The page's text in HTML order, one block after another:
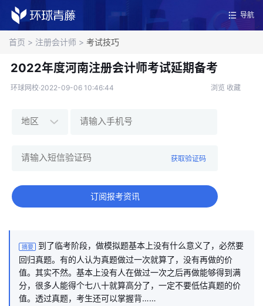
导航
首页 > 注册会计师 > 考试技巧
2022年度河南注册会计师考试延期备考
环球网校·2022-09-06 10:46:44 浏览 收藏
获取验证码
订阅报考资讯
摘要
到了临考阶段，做模拟题基本上没有什么意义了，必然要
回归真题。有的人认为真题做过一次就算了，没有再做的价
值。其实不然。基本上没有人在做过一次之后再做能够得到满
分，很多人能得个七八十就算高分了，一定不要低估真题的价
值。透过真题，考生还可以掌握背……